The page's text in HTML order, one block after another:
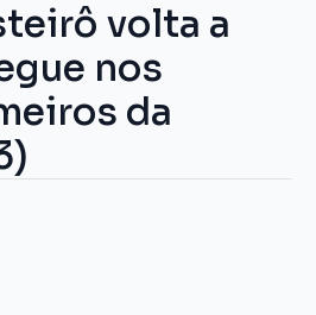
volta a
nos
da